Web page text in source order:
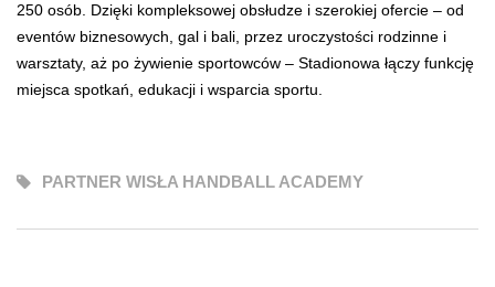
250 osób. Dzięki kompleksowej obsłudze i szerokiej ofercie – od
eventów biznesowych, gal i bali, przez uroczystości rodzinne i
warsztaty, aż po żywienie sportowców – Stadionowa łączy funkcję
miejsca spotkań, edukacji i wsparcia sportu.
PARTNER WISŁA HANDBALL ACADEMY